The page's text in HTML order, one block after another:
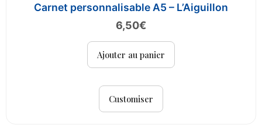
Carnet personnalisable A5 – L’Aiguillon
6,50€
Ajouter au panier
Customiser